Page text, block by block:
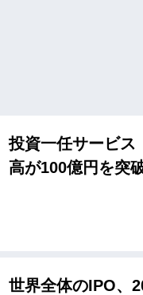
投資一任サービス
高が100億円を突
世界全体のIPO、